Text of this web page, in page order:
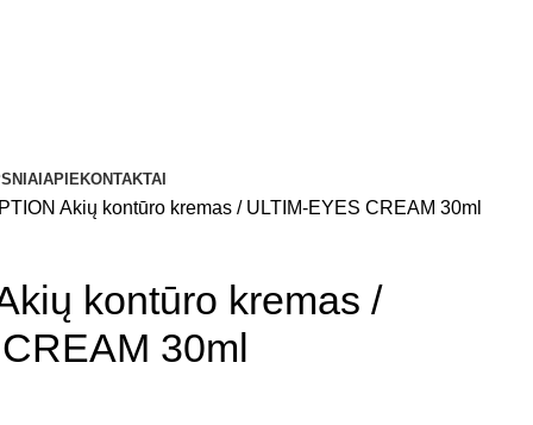
APIEKONTAKTAI
Akių kontūro kremas / ULTIM-EYES CREAM 30ml
kontūro kremas /
30ml